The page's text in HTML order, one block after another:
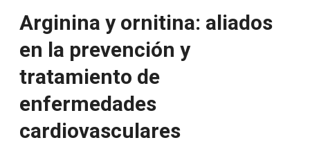
Arginina y ornitina: aliados
en la prevención y
tratamiento de
enfermedades
cardiovasculares